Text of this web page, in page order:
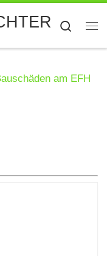
Search
am EFH